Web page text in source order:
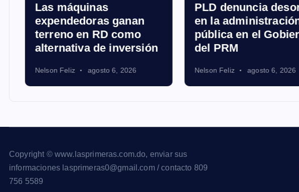
Las máquinas
expendedoras ganan
terreno en RD como
alternativa de inversión
Nelson Feliz agosto 6, 2026
PLD denuncia
en la
pública en el
del PRM
Nelson Feliz agosto 6, 2026
Copyright © www.lasprimeras.com.do, enviar sus
informaciones lasprimeras0@gmail.com / contacto 809
756 5589